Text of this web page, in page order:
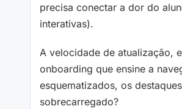
precisa conectar a dor do
interativas).
A velocidade de atualização,
onboarding que ensine a
esquematizados, os
sobrecarregado?